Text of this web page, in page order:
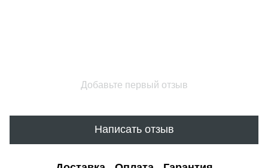
Добавьте первый отзыв
Написать отзыв